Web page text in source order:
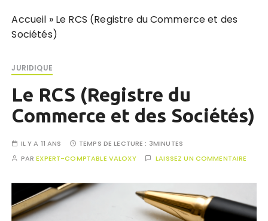
Accueil » Le RCS (Registre du Commerce et des
Sociétés)
JURIDIQUE
Le RCS (Registre du
Commerce et des Sociétés)
IL Y A 11 ANS TEMPS DE LECTURE : 3MINUTES
PAREXPERT-COMPTABLE VALOXY LAISSEZ UN COMMENTAIRE